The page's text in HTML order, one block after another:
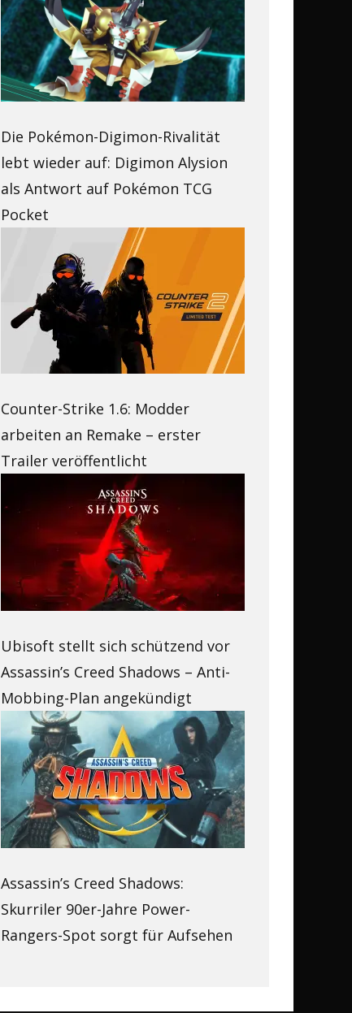
Die Pokémon-Digimon-Rivalität
lebt wieder auf: Digimon Alysion
als Antwort auf Pokémon TCG
Pocket
Counter-Strike 1.6: Modder
arbeiten an Remake – erster
Trailer veröffentlicht
Ubisoft stellt sich schützend vor
Assassin’s Creed Shadows – Anti-
Mobbing-Plan angekündigt
Assassin’s Creed Shadows:
Skurriler 90er-Jahre Power-
Rangers-Spot sorgt für Aufsehen